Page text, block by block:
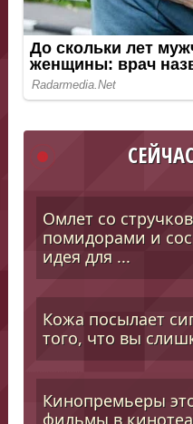
Омлет со
помидорами и
идея для ...
Кожа посылает
того, что вы
Кинопремьеры
фильмы в